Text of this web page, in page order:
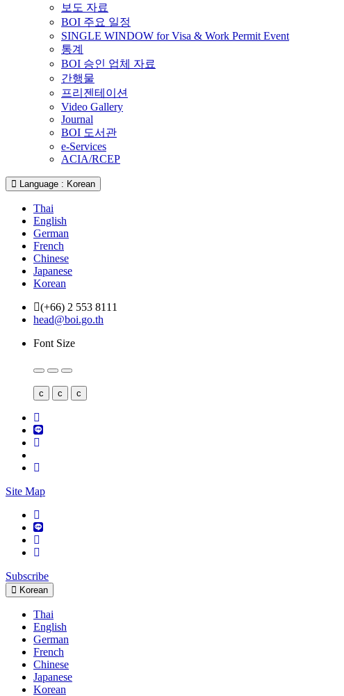
보도 자료
BOI 주요 일정
SINGLE WINDOW for Visa & Work Permit Event
통계
BOI 승인 업체 자료
간행물
프리젠테이션
Video Gallery
Journal
BOI 도서관
e-Services
ACIA/RCEP
Language : Korean
Thai
English
German
French
Chinese
Japanese
Korean
(+66) 2 553 8111
head@boi.go.th
Font Size
c c c
Site Map
Subscribe
Korean
Thai
English
German
French
Chinese
Japanese
Korean